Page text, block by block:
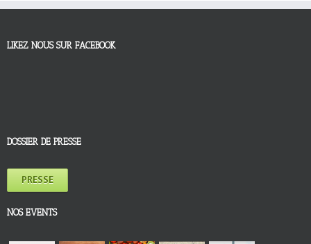
LIKEZ NOUS SUR FACEBOOK
DOSSIER DE PRESSE
PRESSE
NOS EVENTS